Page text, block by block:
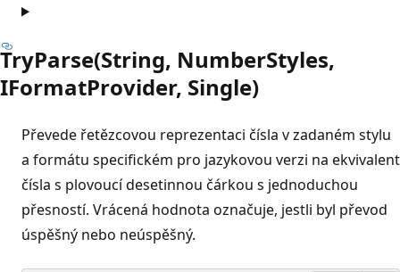
TryParse(String, NumberStyles,
IFormatProvider, Single)
Převede řetězcovou reprezentaci čísla v zadaném stylu
a formátu specifickém pro jazykovou verzi na ekvivalent
čísla s plovoucí desetinnou čárkou s jednoduchou
přesností. Vrácená hodnota označuje, jestli byl převod
úspěšný nebo neúspěšný.